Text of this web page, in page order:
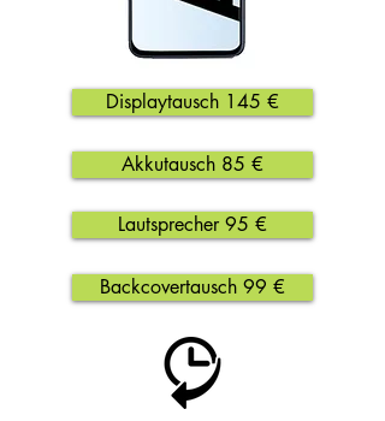
Displaytausch 145 €
Akkutausch 85 €
Lautsprecher 95 €
Backcovertausch 99 €